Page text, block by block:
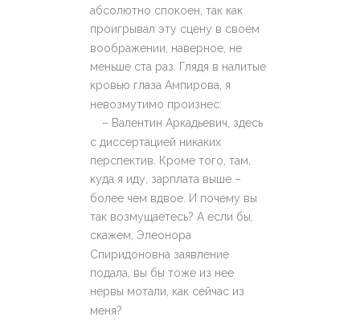
абсолютно спокоен, так как
проигрывал эту сцену в своем
воображении, наверное, не
меньше ста раз. Глядя в налитые
кровью глаза Ампирова, я
невозмутимо произнес:
– Валентин Аркадьевич, здесь
с диссертацией никаких
перспектив. Кроме того, там,
куда я иду, зарплата выше –
более чем вдвое. И почему вы
так возмущаетесь? А если бы,
скажем, Элеонора
Спиридоновна заявление
подала, вы бы тоже из нее
нервы мотали, как сейчас из
меня?